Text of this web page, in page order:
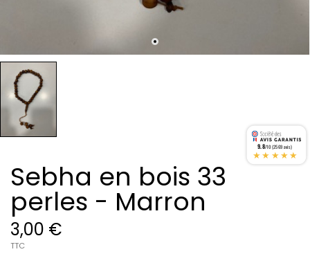
Sebha en bois 33
perles - Marron
3,00 €
TTC
9.8/10 (2569 avis)
★★★★★